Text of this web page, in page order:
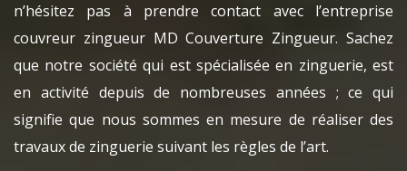
n’hésitez pas à prendre contact avec l’entreprise
couvreur zingueur MD Couverture Zingueur. Sachez
que notre société qui est spécialisée en zinguerie, est
en activité depuis de nombreuses années ; ce qui
signifie que nous sommes en mesure de réaliser des
travaux de zinguerie suivant les règles de l’art.